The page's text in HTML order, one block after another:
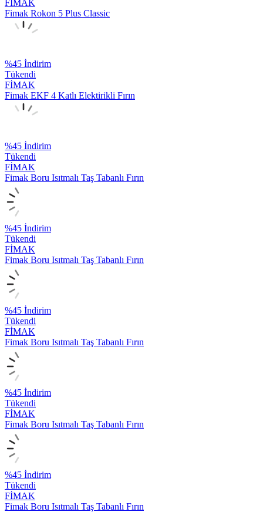
FİMAK
Fimak Rokon 5 Plus Classic
%45 İndirim
Tükendi
FİMAK
Fimak EKF 4 Katlı Elektirikli Fırın
%45 İndirim
Tükendi
FİMAK
Fimak Boru Isıtmalı Taş Tabanlı Fırın
%45 İndirim
Tükendi
FİMAK
Fimak Boru Isıtmalı Taş Tabanlı Fırın
%45 İndirim
Tükendi
FİMAK
Fimak Boru Isıtmalı Taş Tabanlı Fırın
%45 İndirim
Tükendi
FİMAK
Fimak Boru Isıtmalı Taş Tabanlı Fırın
%45 İndirim
Tükendi
FİMAK
Fimak Boru Isıtmalı Taş Tabanlı Fırın